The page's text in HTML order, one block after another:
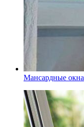
Мансардные окна